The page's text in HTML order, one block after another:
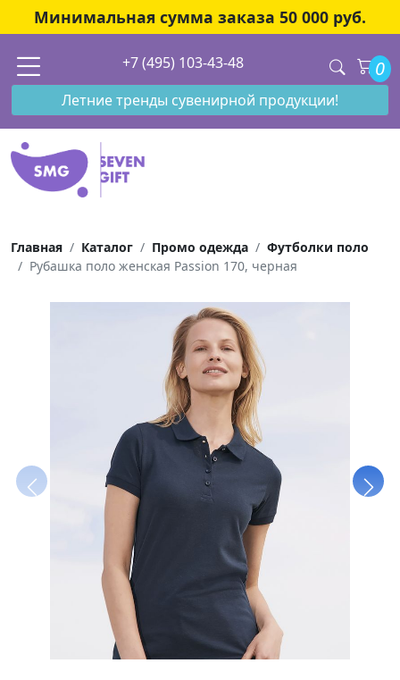
Минимальная сумма заказа 50 000 руб.
+7 (495) 103-43-48 0
Летние тренды сувенирной продукции!
Главная Каталог Промо одежда
Футболки поло
Рубашка поло женская Passion 170, черная